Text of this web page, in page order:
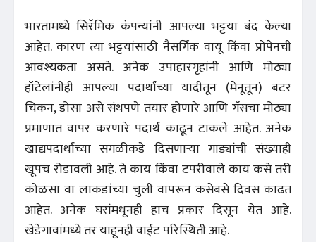
भारतामध्ये सिरॅमिक कंपन्यांनी आपल्या भट्टया बंद केल्या
आहेत. कारण त्या भट्टयांसाठी नैसर्गिक वायू किंवा प्रोपेनची
आवश्यकता असते. अनेक उपाहारगृहांनी आणि मोठ्या
हॉटेलांनीही आपल्या पदार्थांच्या यादीतून (मेनूतून) बटर
चिकन, डोसा असे संथपणे तयार होणारे आणि गॅसचा मोठ्या
प्रमाणात वापर करणारे पदार्थ काढून टाकले आहेत. अनेक
खाद्यपदार्थांच्या सगळीकडे दिसणाऱ्या गाड्यांची संख्याही
खूपच रोडावली आहे. ते काय किंवा टपरीवाले काय कसे तरी
कोळसा वा लाकडांच्या चुली वापरून कसेबसे दिवस काढत
आहेत. अनेक घरांमधूनही हाच प्रकार दिसून येत आहे.
खेडेगावांमध्ये तर याहूनही वाईट परिस्थिती आहे.